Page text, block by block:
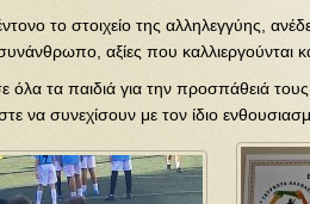
το στοιχείο της αλληλεγγύης,
αξίες που καλλιεργούνται
τα παιδιά για την προσπάθειά
να συνεχίσουν με τον ίδιο